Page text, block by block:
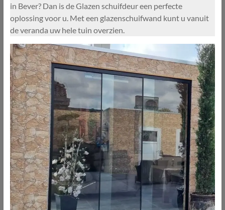
in Bever? Dan is de Glazen schuifdeur een perfecte
oplossing voor u. Met een glazenschuifwand kunt u vanuit
de veranda uw hele tuin overzien.